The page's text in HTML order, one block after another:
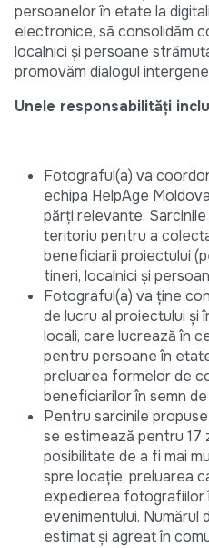
persoanelor în etate la
electronice, să consolidăm
localnici și persoane
promovăm dialogul
Unele responsabilități
Fotograful(a) va
echipa HelpAge
părți relevante.
teritoriu pentru a
beneficiarii proiectului
tineri, localnici și
Fotograful(a) va ține
de lucru al proiectului și
locali, care lucrează în
pentru persoane în
preluarea formelor de
beneficiarilor în semn
Pentru sarcinile
se estimează pentru 17
posibilitate de a fi mai
spre locație, preluarea
expedierea fotografiilor
evenimentului. Numărul
estimat și agreat în